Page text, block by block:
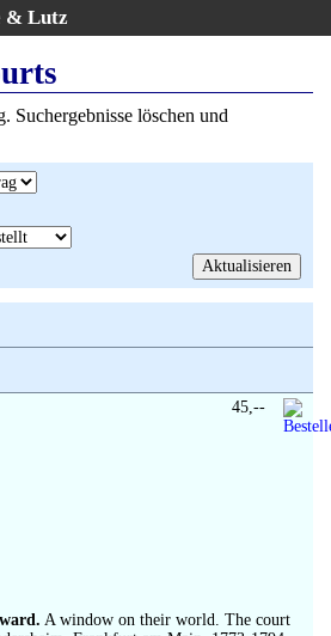
& Lutz
Suchergebnisse löschen und
A window on their world. The court
45,--